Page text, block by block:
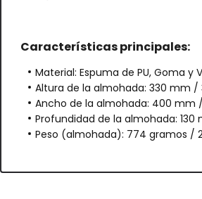
Características principales:
Material: Espuma de PU, Goma y
Altura de la almohada: 330 mm /
Ancho de la almohada: 400 mm
Profundidad de la almohada:
Peso (almohada): 774 gramos /